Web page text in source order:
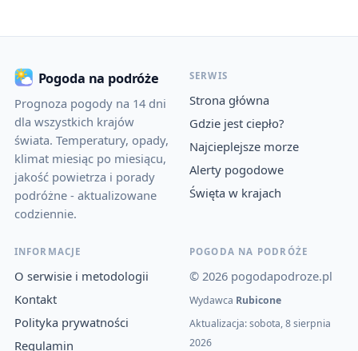
Pogoda na podróże
Prognoza pogody na 14 dni
dla wszystkich krajów
świata. Temperatury, opady,
klimat miesiąc po miesiącu,
jakość powietrza i porady
podróżne - aktualizowane
codziennie.
SERWIS
Strona główna
Gdzie jest ciepło?
Najcieplejsze morze
Alerty pogodowe
Święta w krajach
INFORMACJE
O serwisie i metodologii
Kontakt
Polityka prywatności
Regulamin
POGODA NA PODRÓŻE
© 2026 pogodapodroze.pl
Wydawca Rubicone
Aktualizacja: sobota, 8 sierpnia
2026